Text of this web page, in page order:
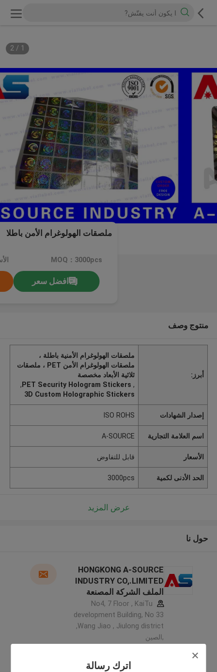
اترك رسالة
1
/
2
ملصقات الهولوغرام الأمن باطلا
MOQ：3000pcs
افضل سعر
منتوج وصف
أبرز:
ملصقات الهولوغرام الأمنية باطلة ،
ملصقات الهولوغرام الأمن PET ، ملصقات
ثلاثية الأبعاد مخصصة
,
PET Security Hologram Stickers
,
3D Custom Holographic Stickers
إصدار الشهادات ISO ROHS
اسم العلامة التجارية A-SOURCE
الأسعار قابل للتفاوض
الحد الأدنى لكمية 3000pcs
عرض المزيد
حول نا
HONGKONG A-SOURCE
INDUSTRY CO,.LIMITED
الملف الشركة المصنعة
No4, 7 Floor , KaiTu
development Building, No 33
,Wang Jiao , Jiulong district
,الصين
يدقّق ممون